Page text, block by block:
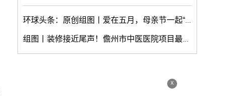
环球头条：原创组图丨爱在五月，母亲节一起“帽”美如花
组图丨装修接近尾声！儋州市中医医院项目最新进展​
x